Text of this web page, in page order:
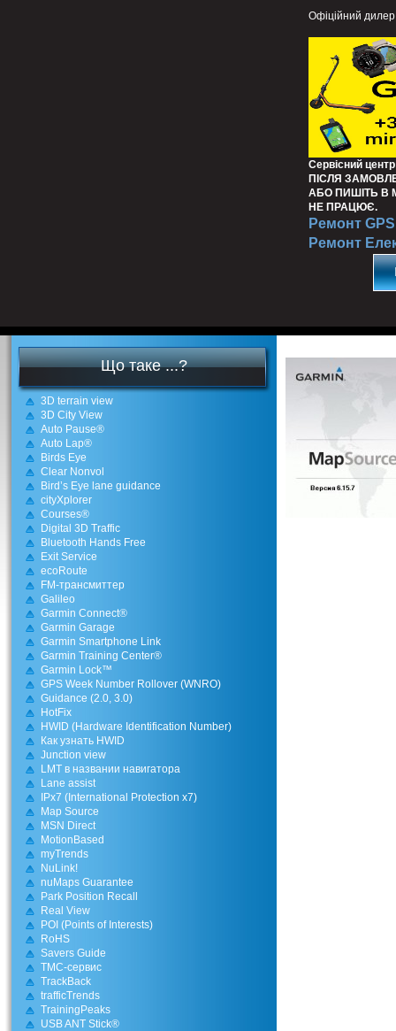
Офіційний дилер
Сервісний
ПІСЛЯ
АБО ПИШІТЬ В
НЕ ПРАЦЮЄ.
Ремонт GPS
Ремонт
Що таке ...?
3D terrain view
3D City View
Auto Pause®
Auto Lap®
Birds Eye
Clear Nonvol
Bird’s Eye lane guidance
cityXplorer
Courses®
Digital 3D Traffic
Bluetooth Hands Free
Exit Service
ecoRoute
FM-трансмиттер
Galileo
Garmin Connect®
Garmin Garage
Garmin Smartphone Link
Garmin Training Center®
Garmin Lock™
GPS Week Number Rollover (WNRO)
Guidance (2.0, 3.0)
HotFix
HWID (Hardware Identification Number)
Как узнать HWID
Junction view
LMT в названии навигатора
Lane assist
IPx7 (International Protection x7)
Map Source
MSN Direct
MotionBased
myTrends
NuLink!
nuMaps Guarantee
Park Position Recall
Real View
POI (Points of Interests)
RoHS
Savers Guide
TMC-сервис
TrackBack
trafficTrends
TrainingPeaks
USB ANT Stick®